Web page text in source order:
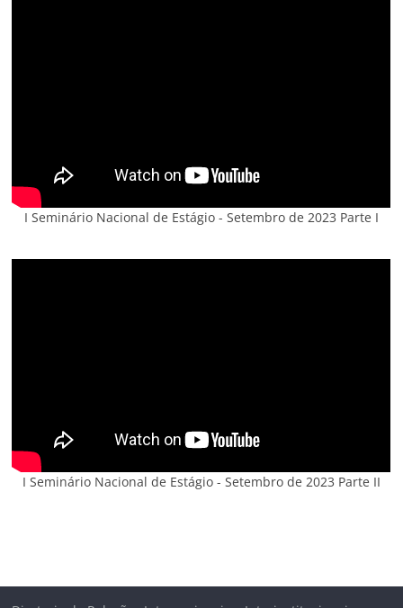
I Seminário Nacional de Estágio - Setembro de 2023 Parte I
I Seminário Nacional de Estágio - Setembro de 2023 Parte II